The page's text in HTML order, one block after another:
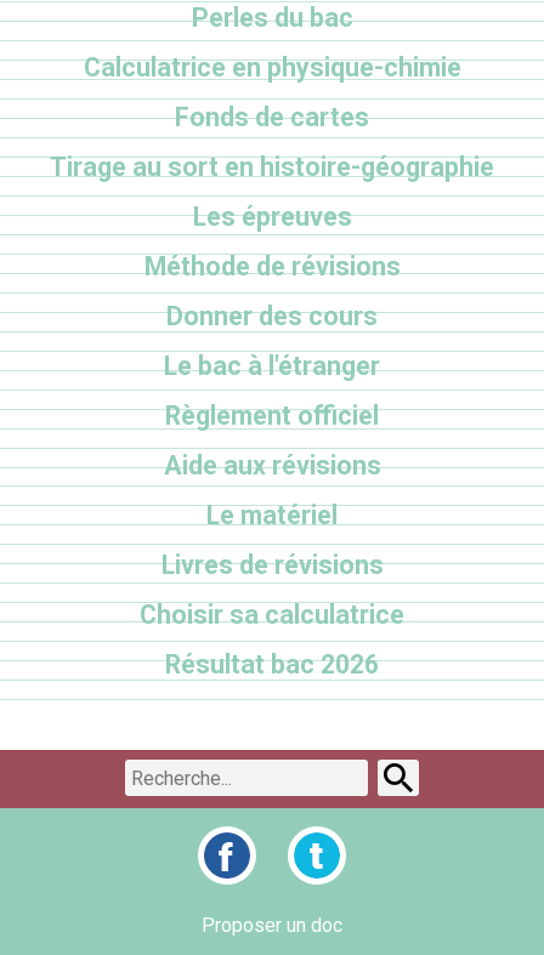
Perles du bac
Calculatrice en physique-chimie
Fonds de cartes
Tirage au sort en histoire-géographie
Les épreuves
Méthode de révisions
Donner des cours
Le bac à l'étranger
Règlement officiel
Aide aux révisions
Le matériel
Livres de révisions
Choisir sa calculatrice
Résultat bac 2026
Proposer un doc